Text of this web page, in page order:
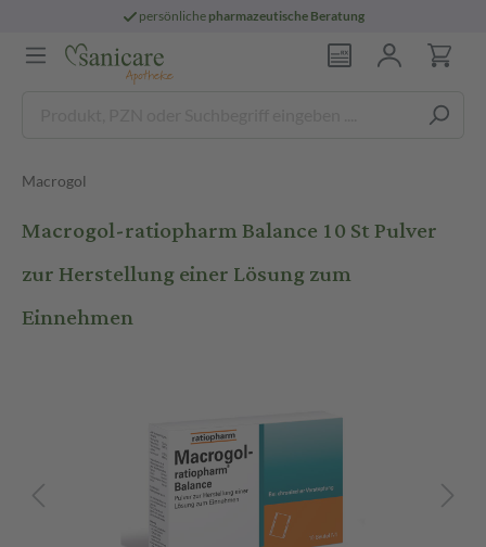
persönliche pharmazeutische Beratung
Macrogol
Macrogol-ratiopharm Balance 10 St Pulver
zur Herstellung einer Lösung zum
Einnehmen